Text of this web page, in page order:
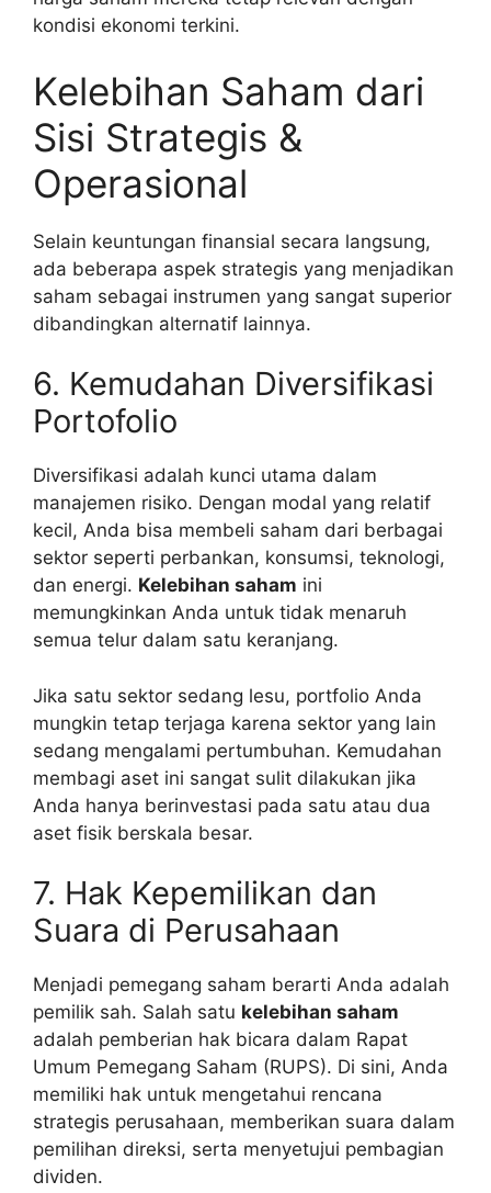
kondisi ekonomi terkini.
Kelebihan Saham dari
Sisi Strategis &
Operasional
Selain keuntungan finansial secara langsung,
ada beberapa aspek strategis yang menjadikan
saham sebagai instrumen yang sangat superior
dibandingkan alternatif lainnya.
6. Kemudahan Diversifikasi
Portofolio
Diversifikasi adalah kunci utama dalam
manajemen risiko. Dengan modal yang relatif
kecil, Anda bisa membeli saham dari berbagai
sektor seperti perbankan, konsumsi, teknologi,
dan energi. Kelebihan saham ini
memungkinkan Anda untuk tidak menaruh
semua telur dalam satu keranjang.
Jika satu sektor sedang lesu, portfolio Anda
mungkin tetap terjaga karena sektor yang lain
sedang mengalami pertumbuhan. Kemudahan
membagi aset ini sangat sulit dilakukan jika
Anda hanya berinvestasi pada satu atau dua
aset fisik berskala besar.
7. Hak Kepemilikan dan
Suara di Perusahaan
Menjadi pemegang saham berarti Anda adalah
pemilik sah. Salah satu kelebihan saham
adalah pemberian hak bicara dalam Rapat
Umum Pemegang Saham (RUPS). Di sini, Anda
memiliki hak untuk mengetahui rencana
strategis perusahaan, memberikan suara dalam
pemilihan direksi, serta menyetujui pembagian
dividen.